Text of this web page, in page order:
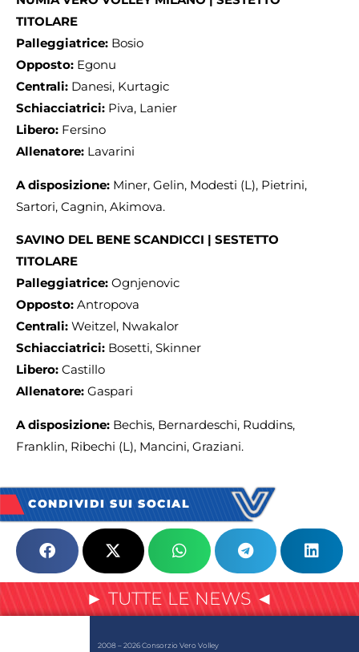
TITOLARE
Palleggiatrice: Bosio
Opposto: Egonu
Centrali: Danesi, Kurtagic
Schiacciatrici: Piva, Lanier
Libero: Fersino
Allenatore: Lavarini
A disposizione: Miner, Gelin, Modesti (L), Pietrini,
Sartori, Cagnin, Akimova.
SAVINO DEL BENE SCANDICCI | SESTETTO
TITOLARE
Palleggiatrice: Ognjenovic
Opposto: Antropova
Centrali: Weitzel, Nwakalor
Schiacciatrici: Bosetti, Skinner
Libero: Castillo
Allenatore: Gaspari
A disposizione: Bechis, Bernardeschi, Ruddins,
Franklin, Ribechi (L), Mancini, Graziani.
CONDIVIDI SUI SOCIAL
► TUTTE LE NEWS ◄
2008 – 2026 Consorzio Vero Volley